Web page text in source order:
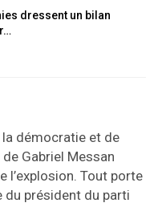
dressent un bilan
démocratie et de
Gabriel Messan
l’explosion. Tout porte
du président du parti